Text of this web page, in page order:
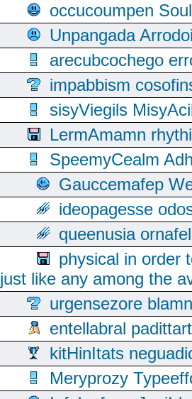
occucoumpen
Unpangada
arecubcochego
impabbism
sisyViegils
LermAmamn
SpeemyCealm
Gauccemafep
ideopagesse
queenusia
physical in order
just like any among the
urgensezore
entellabral
kitHinItats
Meryprozy